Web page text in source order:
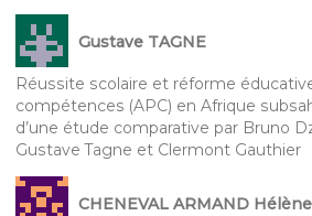
Gustave TAGNE
Réussite scolaire et réforme
compétences (APC) en Afrique
d’une étude comparative par Bruno
Gustave Tagne et Clermont Gauthier
CHENEVAL ARMAND Hélène